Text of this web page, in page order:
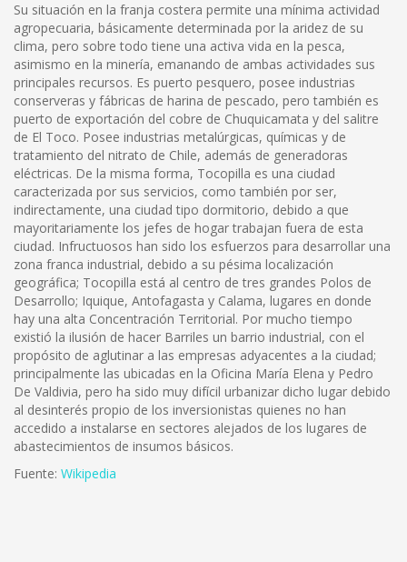
Su situación en la franja costera permite una mínima actividad
agropecuaria, básicamente determinada por la aridez de su
clima, pero sobre todo tiene una activa vida en la pesca,
asimismo en la minería, emanando de ambas actividades sus
principales recursos. Es puerto pesquero, posee industrias
conserveras y fábricas de harina de pescado, pero también es
puerto de exportación del cobre de Chuquicamata y del salitre
de El Toco. Posee industrias metalúrgicas, químicas y de
tratamiento del nitrato de Chile, además de generadoras
eléctricas. De la misma forma, Tocopilla es una ciudad
caracterizada por sus servicios, como también por ser,
indirectamente, una ciudad tipo dormitorio, debido a que
mayoritariamente los jefes de hogar trabajan fuera de esta
ciudad. Infructuosos han sido los esfuerzos para desarrollar una
zona franca industrial, debido a su pésima localización
geográfica; Tocopilla está al centro de tres grandes Polos de
Desarrollo; Iquique, Antofagasta y Calama, lugares en donde
hay una alta Concentración Territorial. Por mucho tiempo
existió la ilusión de hacer Barriles un barrio industrial, con el
propósito de aglutinar a las empresas adyacentes a la ciudad;
principalmente las ubicadas en la Oficina María Elena y Pedro
De Valdivia, pero ha sido muy difícil urbanizar dicho lugar debido
al desinterés propio de los inversionistas quienes no han
accedido a instalarse en sectores alejados de los lugares de
abastecimientos de insumos básicos.
Fuente: Wikipedia